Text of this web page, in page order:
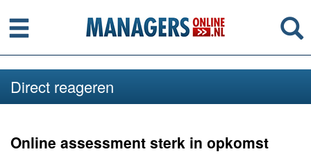
Menu
Direct reageren
Online assessment sterk in opkomst